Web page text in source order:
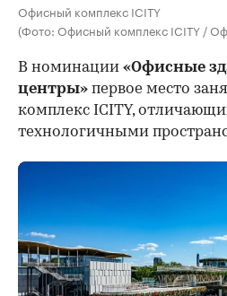
Офисный комплекс ICITY
(Фото: Офисный комплекс ICITY /
В номинации «Офисные
центры» первое место
комплекс ICITY,
технологичными